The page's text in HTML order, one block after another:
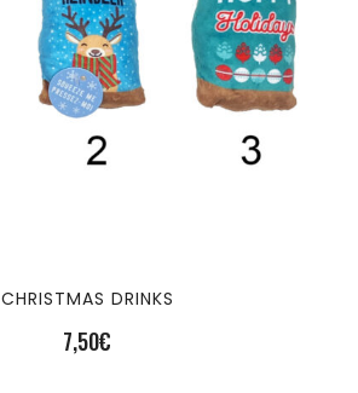
CHRISTMAS DRINKS
7,50€